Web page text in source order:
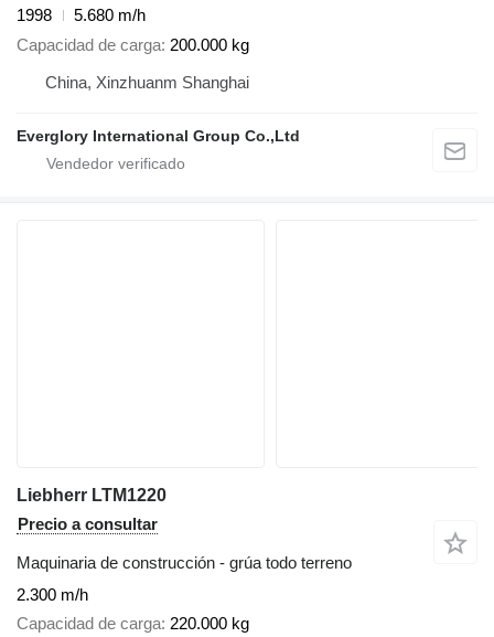
1998
5.680 m/h
Capacidad de carga 200.000 kg
China, Xinzhuanm Shanghai
Everglory International Group Co.,Ltd
Liebherr LTM1220
Precio a consultar
Maquinaria de construcción - grúa todo terreno
2.300 m/h
Capacidad de carga 220.000 kg